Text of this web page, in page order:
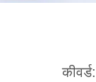
कीवर्ड: